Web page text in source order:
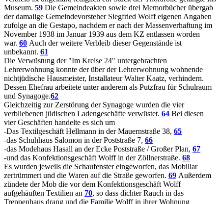
Museum. 59 Die Gemeindeakten sowie drei Memorbücher übergab
der damalige Gemeindevorsteher Siegfried Wolff eigenen Angaben
zufolge an die Gestapo, nachdem er nach der Massenverhaftung im
November 1938 im Januar 1939 aus dem KZ entlassen worden
war. 60 Auch der weitere Verbleib dieser Gegenstände ist
unbekannt. 61
Die Verwüstung der "Im Kreise 24" untergebrachten
Lehrerwohnung konnte der über der Lehrerwohnung wohnende
nichtjüdische Hausmeister, Installateur Walter Kaatz, verhindern.
Dessen Ehefrau arbeitete unter anderem als Putzfrau für Schulraum
und Synagoge.62
Gleichzeitig zur Zerstörung der Synagoge wurden die vier
verbliebenen jüdischen Ladengeschäfte verwüstet. 64 Bei diesen
vier Geschäften handelte es sich um
-Das Textilgeschäft Hellmann in der Mauernstraße 38, 65
-das Schuhhaus Salomon in der Poststraße 7, 66
-das Modehaus Hasall an der Ecke Poststraße / Großer Plan, 67
-und das Konfektionsgeschäft Wolff in der Zöllnerstraße. 68
Es wurden jeweils die Schaufenster eingeworfen, das Mobiliar
zertrümmert und die Waren auf die Straße geworfen. 69 Außerdem
zündete der Mob die vor dem Konfektionsgeschäft Wolff
aufgehäuften Textilien an 70, so dass dichter Rauch in das
Treppenhaus drang und die Familie Wolff in ihrer Wohnung